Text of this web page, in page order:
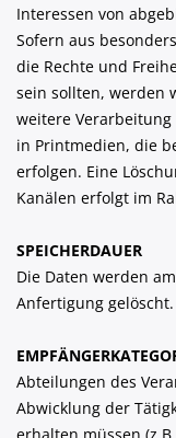
Interessen von
Sofern aus
die Rechte und
sein sollten, werden
weitere
in Printmedien, die
erfolgen. Eine
Kanälen erfolgt im
SPEICHERDAUER
Die Daten werden
Anfertigung gelöscht.
Abteilungen des
Abwicklung der